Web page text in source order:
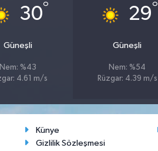
30°
Güneşli
Nem: %43
4.61 m/s
29°
Güneşli
Nem: %54
Rüzgar: 4.39 m/s
Künye
Gizlilik Sözleşmesi